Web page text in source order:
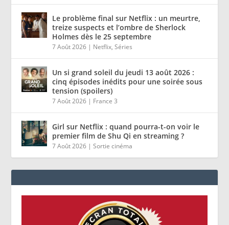
Le problème final sur Netflix : un meurtre,
treize suspects et l’ombre de Sherlock
Holmes dès le 25 septembre
7 Août 2026 | Netflix,Séries
Un si grand soleil du jeudi 13 août 2026 :
cinq épisodes inédits pour une soirée sous
tension (spoilers)
7 Août 2026 | France 3
Girl sur Netflix : quand pourra-t-on voir le
premier film de Shu Qi en streaming ?
7 Août 2026 |Sortie cinéma